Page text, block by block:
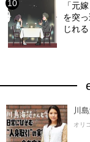
「元
を突
じれる
川
オリ